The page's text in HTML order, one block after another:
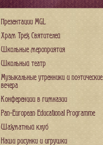
Презентации MGL
Храм Трех Святителей
Школьные мероприятия
Школьный театр
Музыкальные утренники и поэтические
вечера
Конференции в гимназии
Pan-European Educational Programme
Шахматный клуб
Наши рисунки и игрушки